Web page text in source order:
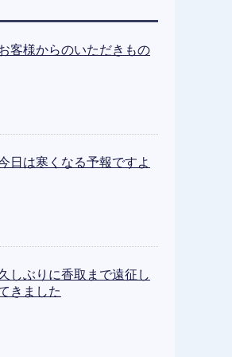
客様からのいただきもの
日は寒くなる予報ですよ
しぶりに香取まで遠征し
きました